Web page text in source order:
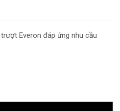
Everon đáp ứng nhu cầu